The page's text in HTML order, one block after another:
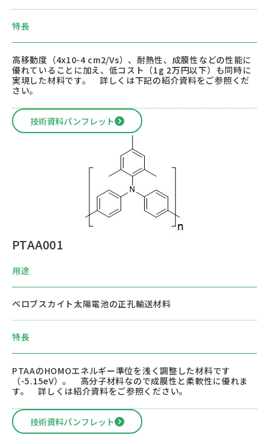
お問い合わせ
特長
高移動度（4x10-4 cm2/Vs）、耐熱性、成膜性などの性能に
優れていることに加え、低コスト（1g 2万円以下）も同時に
実現した材料です。 詳しくは下記の紹介資料をご参照くだ
さい。
技術資料パンフレット
PTAA001
用途
ペロブスカイト太陽電池の正孔輸送材料
特長
PTAAのHOMOエネルギー準位を浅く調整した材料です
（-5.15eV）。 高分子材料なので成膜性と柔軟性に優れま
す。 詳しくは紹介資料をご参照ください。
技術資料パンフレット